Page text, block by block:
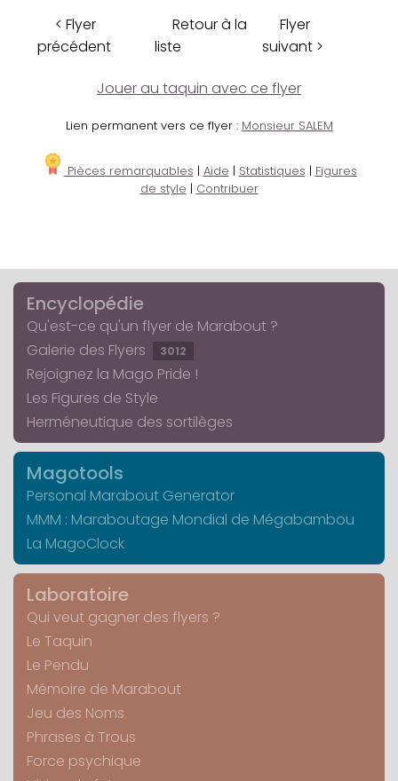
< Flyer
précédent
Retour à la
liste
Flyer
suivant >
Jouer au taquin avec ce flyer
Lien permanent vers ce flyer : Monsieur SALEM
Pièces remarquables | Aide | Statistiques | Figures
de style | Contribuer
Encyclopédie
Qu'est-ce qu'un flyer de Marabout ?
Galerie des Flyers
3012
Rejoignez la Mago Pride !
Les Figures de Style
Herméneutique des sortilèges
Magotools
Personal Marabout Generator
MMM : Maraboutage Mondial de Mégabambou
La MagoClock
Laboratoire
Qui veut gagner des flyers ?
Le Taquin
Le Pendu
Mémoire de Marabout
Jeu des Noms
Phrases à Trous
Force psychique